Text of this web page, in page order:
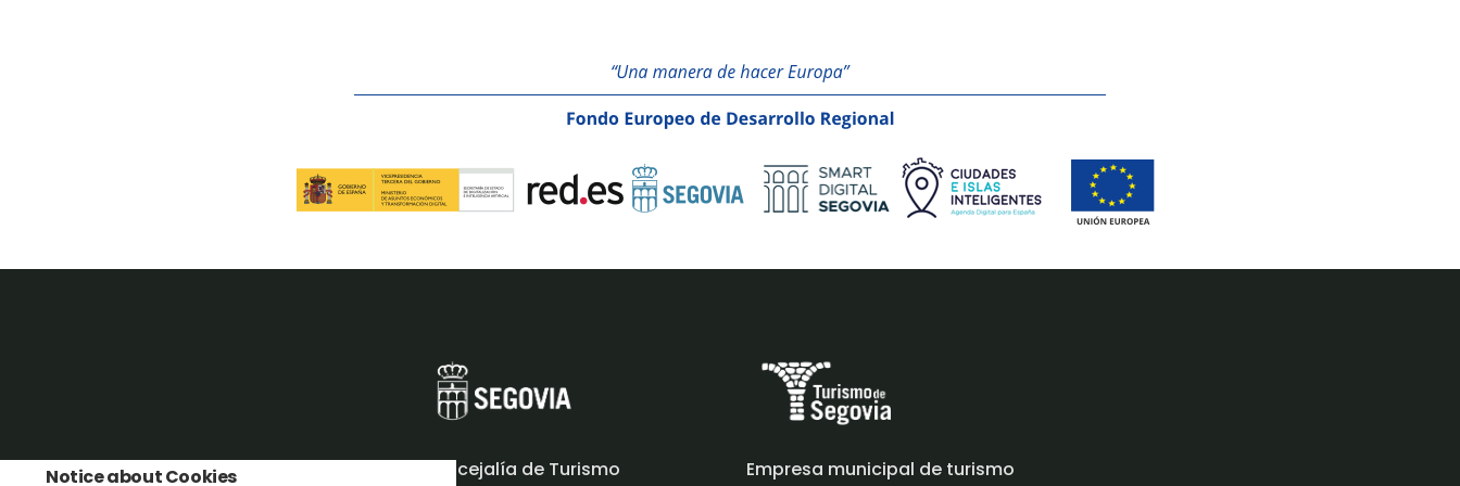
Notice about Cookies Concejalía de Turismo Empresa municipal de turismo